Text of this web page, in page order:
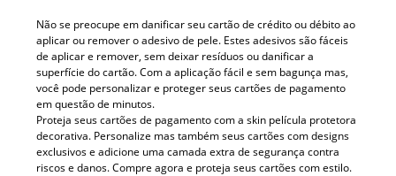
Não se preocupe em danificar seu cartão de crédito ou débito ao
aplicar ou remover o adesivo de pele. Estes adesivos são fáceis
de aplicar e remover, sem deixar resíduos ou danificar a
superfície do cartão. Com a aplicação fácil e sem bagunça mas,
você pode personalizar e proteger seus cartões de pagamento
em questão de minutos.
Proteja seus cartões de pagamento com a skin película protetora
decorativa. Personalize mas também seus cartões com designs
exclusivos e adicione uma camada extra de segurança contra
riscos e danos. Compre agora e proteja seus cartões com estilo.